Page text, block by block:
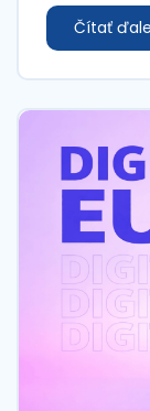
vrátili k
výrazne
Čítať